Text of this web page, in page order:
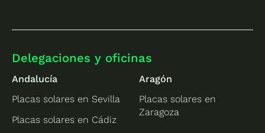
Delegaciones y oficinas
Andalucía
Placas solares en Sevilla
Placas solares en Cádiz
Aragón
Placas solares en
Zaragoza